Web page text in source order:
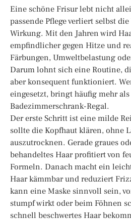
Eine schöne Frisur lebt nicht
passende Pflege verliert selbst
Wirkung. Mit den Jahren wird
empfindlicher gegen Hitze und
Färbungen, Umweltbelastung
Darum lohnt sich eine Routine,
aber konsequent funktioniert.
eingesetzt, bringt häufig mehr
Badezimmerschrank-Regal.
Der erste Schritt ist eine milde
sollte die Kopfhaut klären, ohne
auszutrocknen. Gerade graues
behandeltes Haar profitiert von
Formeln. Danach macht ein
Haar kämmbar und reduziert
kann eine Maske sinnvoll sein,
stumpf wirkt oder beim Föhnen
schnell beschwertes Haar